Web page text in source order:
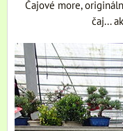
Čajové more,
čaj...